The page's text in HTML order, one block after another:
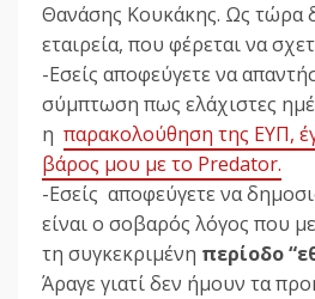
Θανάσης Κουκάκης. Ως τώρα
εταιρεία, που φέρεται να
-Εσείς αποφεύγετε να
σύμπτωση πως ελάχιστες
η παρακολούθηση της ΕΥΠ,
βάρος μου με το Predator.
-Εσείς αποφεύγετε να
είναι ο σοβαρός λόγος που
τη συγκεκριμένη περίοδο
Άραγε γιατί δεν ήμουν τα